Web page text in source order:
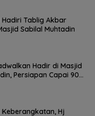
Tablig Akbar
Sabilal Muhtadin
Hadir di Masjid
Persiapan Capai 90
Hj